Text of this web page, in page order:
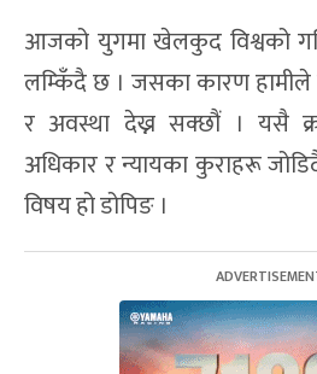
आजको युगमा खेलकुद विश्वको
लम्किँदै छ । जसका कारण हामीले
र अवस्था देख्न सक्छौं । यसै
अधिकार र न्यायका कुराहरू
विषय हो डोपिङ ।